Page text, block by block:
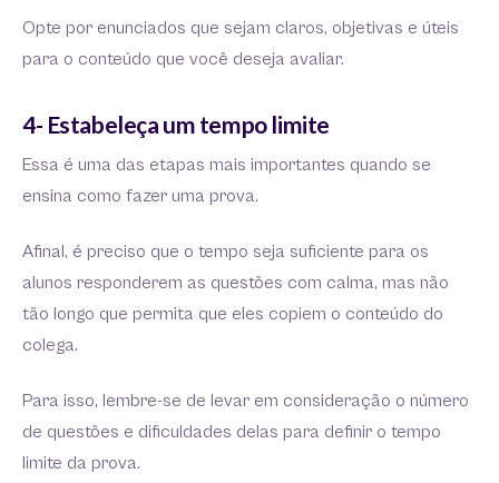
Opte por enunciados que sejam claros, objetivas e úteis
para o conteúdo que você deseja avaliar.
4- Estabeleça um tempo limite
Essa é uma das etapas mais importantes quando se
ensina como fazer uma prova.
Afinal, é preciso que o tempo seja suficiente para os
alunos responderem as questões com calma, mas não
tão longo que permita que eles copiem o conteúdo do
colega.
Para isso, lembre-se de levar em consideração o número
de questões e dificuldades delas para definir o tempo
limite da prova.